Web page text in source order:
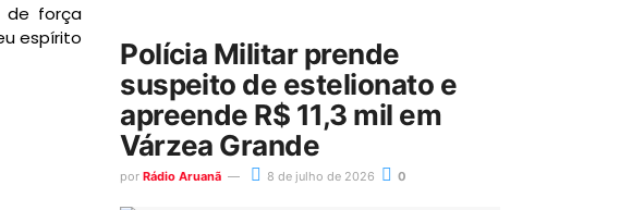
de força
espírito
Polícia Militar prende
suspeito de estelionato e
apreende R$ 11,3 mil em
Várzea Grande
por Rádio Aruanã 8 de julho de 2026 0